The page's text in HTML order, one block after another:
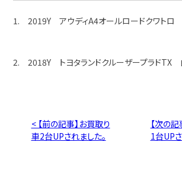
1. 2019Y アウディA4オールロードクワト
2. 2018Y トヨタランドクルーザープラド
< 【前の記事】お買取り
車2台UPされました。
【次の
1台UP